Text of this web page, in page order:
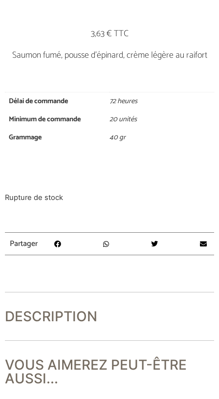
3,63 € TTC
Saumon fumé, pousse d’épinard, crème légère au raifort
Délai de commande
72 heures
Minimum de commande
20 unités
Grammage
40 gr
Rupture de stock
Partager
DESCRIPTION
VOUS AIMEREZ PEUT-ÊTRE
AUSSI...